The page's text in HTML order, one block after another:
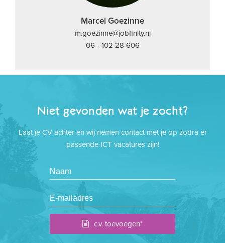
Marcel Goezinne
m.goezinne@jobfinity.nl
06 - 102 28 606
Niet gevonden wat je zocht?
Laat je CV achter en wij nemen contact met je op zodra er
passende ICT vacatures zijn!
c.v. toevoegen*